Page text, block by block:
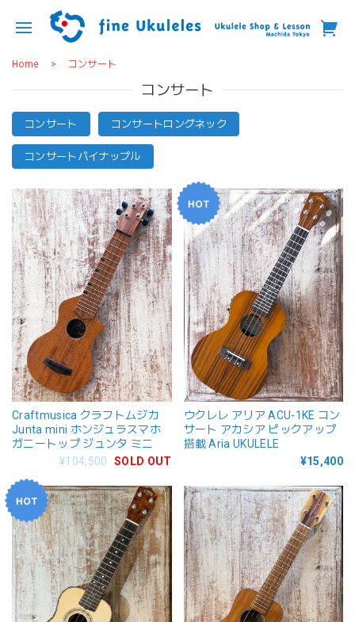
Home コンサート
コンサート
コンサート コンサートロングネック
コンサートパイナップル
Craftmusica クラフトムジカ
Junta mini ホンジュラスマホ
ガニートップ ジュンタ ミニ
¥104,500
SOLD OUT
ウクレレ アリア ACU-1KE コン
サート アカシア ピックアップ
搭載 Aria UKULELE
¥15,400